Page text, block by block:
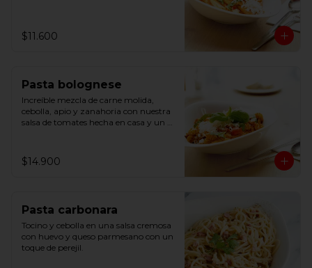
$11.600
Pasta bolognese
Increíble mezcla de carne molida,
cebolla, apio y zanahoria con nuestra
salsa de tomates hecha en casa y un
$14.900
Pasta carbonara
Tocino y cebolla en una salsa cremosa
con huevo y queso parmesano con un
toque de perejil.